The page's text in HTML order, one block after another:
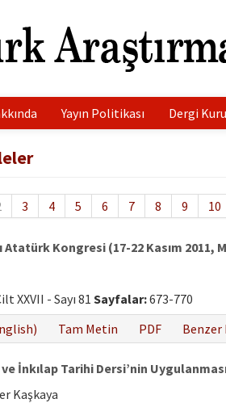
Yayın Politikası Dergi
3 4 5 6 7 8 9 10
Atatürk Kongresi (17-22 Kasım 2011,
XXVII - Sayı 81Sayfalar:673-770
Tam Metin PDF Benzer
İnkılap Tarihi Dersi’nin
Kaşkaya